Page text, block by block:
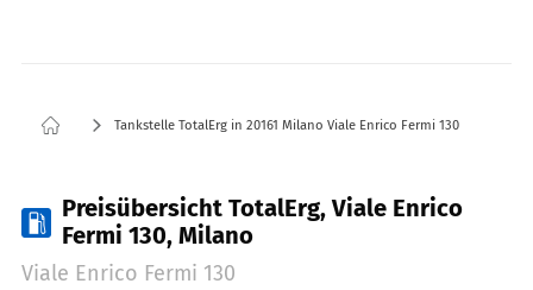
Tankstelle TotalErg in 20161 Milano Viale Enrico Fermi 130
Preisübersicht TotalErg, Viale Enrico
Fermi 130, Milano
Viale Enrico Fermi 130